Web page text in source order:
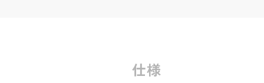
仕様